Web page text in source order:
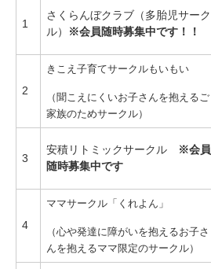
1
さくらんぼクラブ（多胎児サーク
ル）
※会員随時募集中です！！
2
きこえ子育てサークルもいもい
（聞こえにくいお子さんを抱えるご
家族のためサークル）
3
安積リトミックサークル
※会員
随時募集中です
4
ママサークル「くれよん」
（心や発達に障がいを抱えるお子さ
んを抱えるママ限定のサークル）